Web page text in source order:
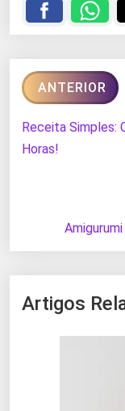
ANTERIOR
Receita Simples:
Horas!
Artigos